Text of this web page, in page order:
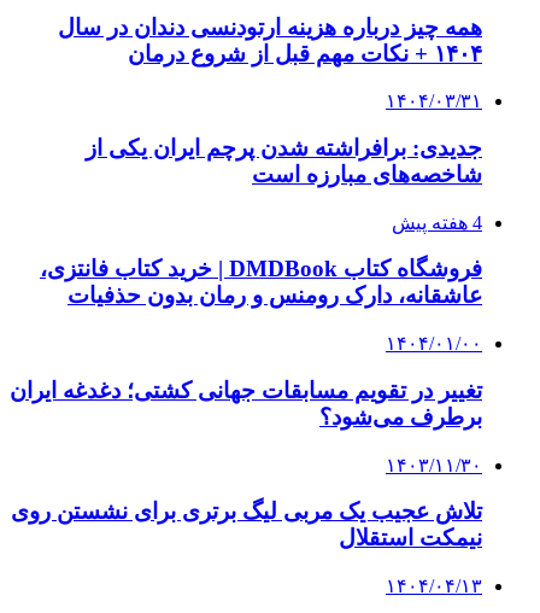
همه چیز درباره هزینه ارتودنسی دندان در سال
۱۴۰۴ + نکات مهم قبل از شروع درمان
۱۴۰۴/۰۳/۳۱
جدیدی: برافراشته شدن پرچم ایران یکی از
شاخصه‌های مبارزه است
4 هفته پیش
فروشگاه کتاب DMDBook | خرید کتاب فانتزی،
عاشقانه، دارک رومنس و رمان بدون حذفیات
۱۴۰۴/۰۱/۰۰
تغییر در تقویم مسابقات جهانی کشتی؛ دغدغه ایران
برطرف می‌شود؟
۱۴۰۳/۱۱/۳۰
تلاش عجیب یک مربی لیگ برتری برای نشستن روی
نیمکت استقلال
۱۴۰۴/۰۴/۱۳